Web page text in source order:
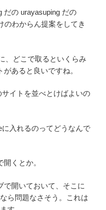
だの urayasuping だの
のわからん提案をしてき
、どこで取るといくらみ
あると良いですね。
イトを並べとけばよいの
入れるのってどうなんで
くとか。
で開いておいて、そこに
ら問題なさそう。これは